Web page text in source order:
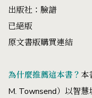
出版社：臉譜
已絕版
原文書版購買連結
為什麼推薦這本書？ 本
M. Townsend）以智